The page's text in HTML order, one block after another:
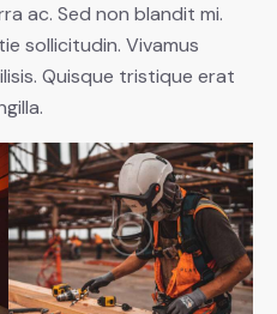
ac. Sed non blandit mi.
sollicitudin. Vivamus
Quisque tristique erat